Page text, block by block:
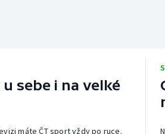
sebe i na velké
máte ČT sport vždy po ruce.